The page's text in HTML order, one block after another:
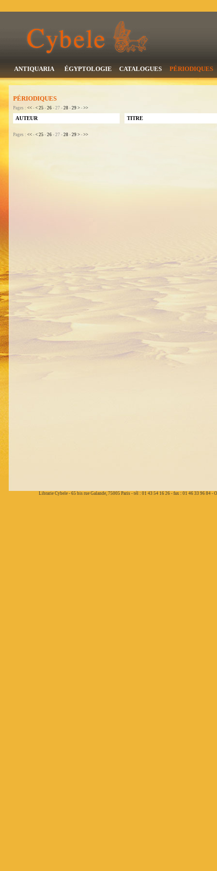
ANTIQUARIA ÉGYPTOLOGIE CATALOGUES PÉRIODIQUES
PÉRIODIQUES
Pages : << - < 25 - 26 - 27 - 28 - 29 > - >>
AUTEUR TITRE
Pages : << - < 25 - 26 - 27 - 28 - 29 > - >>
Librarie Cybele - 65 bis rue Galande, 75005 Paris - tél : 01 43 54 16 26 - fax : 01 46 33 96 84